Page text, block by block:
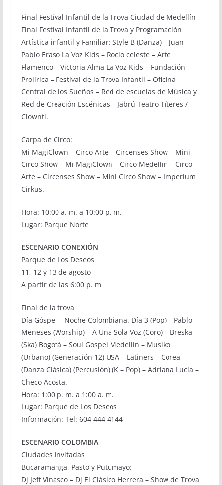
Final Festival Infantil de la Trova Ciudad de Medellín
Final Festival Infantil de la Trova y Programación
Artística infantil y Familiar: Style B (Danza) – Juan
Pablo Eraso La Voz Kids – Rocio celeste – Arte
Flamenco – Victoria Alma La Voz Kids – Fundación
Prolírica – Festival de la Trova Infantil – Oﬁcina
Central de los Sueños – Red de escuelas de Música y
Red de Creación Escénicas – Jabrú Teatro Títeres /
Clownti.
Carpa de Circo:
Mi MagiClown – Circo Arte – Circenses Show – Mini
Circo Show – Mi MagiClown – Circo Medellín – Circo
Arte – Circenses Show – Mini Circo Show – Imperium
Cirkus.
Hora: 10:00 a. m. a 10:00 p. m.
Lugar: Parque Norte
ESCENARIO CONEXIÓN
Parque de Los Deseos
11, 12 y 13 de agosto
A partir de las 6:00 p. m
Final de la trova
Día Góspel – Noche Colombiana. Día 3 (Pop) – Pablo
Meneses (Worship) – A Una Sola Voz (Coro) – Breska
(Ska) Bogotá – Soul Gospel Medellín – Musiko
(Urbano) (Generación 12) USA – Latiners – Corea
(Danza Clásica) (Percusión) (K – Pop) – Adriana Lucía –
Checo Acosta.
Hora: 1:00 p. m. a 1:00 a. m.
Lugar: Parque de Los Deseos
Información: Tel: 604 444 4144
ESCENARIO COLOMBIA
Ciudades invitadas
Bucaramanga, Pasto y Putumayo:
Dj Jeff Vinasco – Dj El Clásico Herrera – Show de Trova